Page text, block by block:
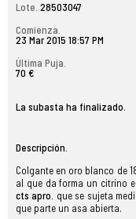
Lote. 28503047
Comienza.
23 Mar 2015 18:57 PM
Última Puja.
70 €
La subasta ha finalizado.
Descripción.
Colgante en oro blanco de
al que da forma un citrino
cts apro. que se sujeta
que parte un asa abierta.